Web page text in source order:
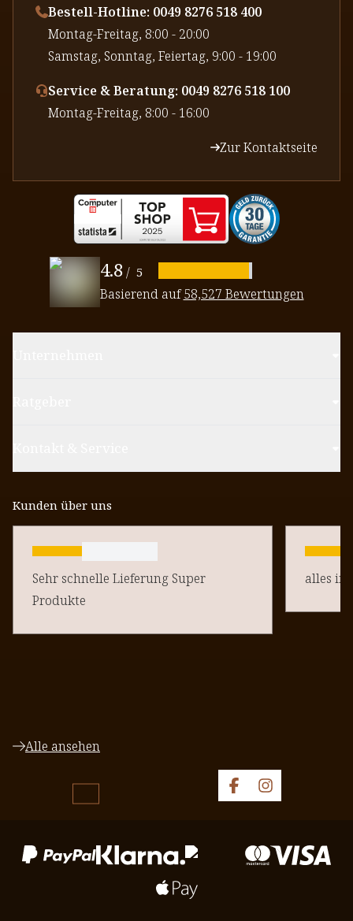
Bestell-Hotline: 0049 8276 518 400
⁠Montag-Freitag, 8:00 - 20:00
⁠Samstag, Sonntag, Feiertag, 9:00 - 19:00
Service & Beratung: 0049 8276 518 100
⁠Montag-Freitag, 8:00 - 16:00
Zur Kontaktseite
4.8 / 5
Basierend auf58,527 Bewertungen
Kunden über uns
Sehr schnelle Lieferung Super
Produkte
alles in
Alle ansehen